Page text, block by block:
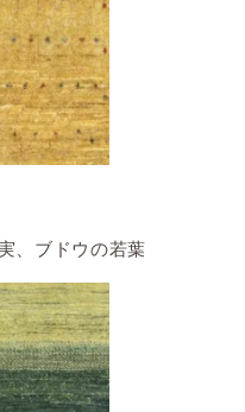
、ブドウの若葉